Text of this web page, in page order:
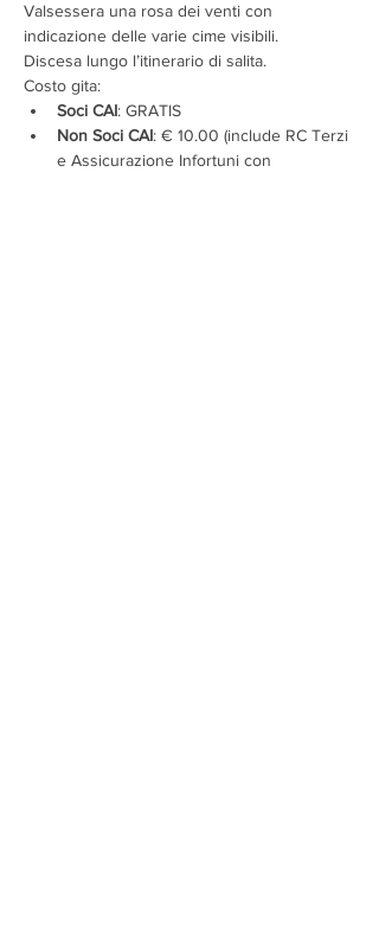
Valsessera una rosa dei venti con
indicazione delle varie cime visibili.
Discesa lungo l’itinerario di salita.
Costo gita:
Soci CAI: GRATIS
Non Soci CAI: € 10.00 (include RC Terzi
e Assicurazione Infortuni con